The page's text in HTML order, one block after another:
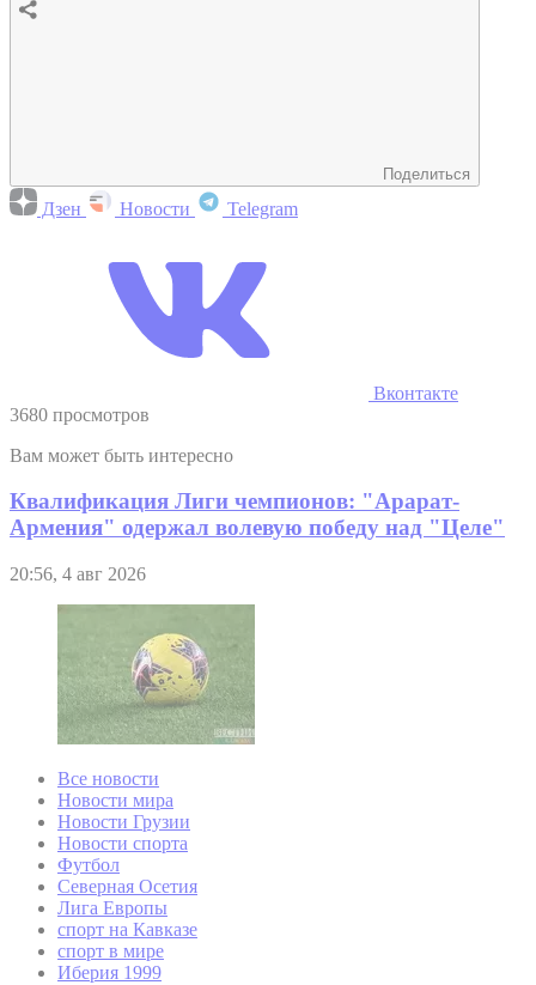
Поделиться
Дзен Новости Telegram
Вконтакте
3680 просмотров
Вам может быть интересно
Квалификация Лиги чемпионов: "Арарат-
Армения" одержал волевую победу над "Целе"
20:56, 4 авг 2026
Все новости
Новости мира
Новости Грузии
Новости спорта
Футбол
Северная Осетия
Лига Европы
спорт на Кавказе
спорт в мире
Иберия 1999